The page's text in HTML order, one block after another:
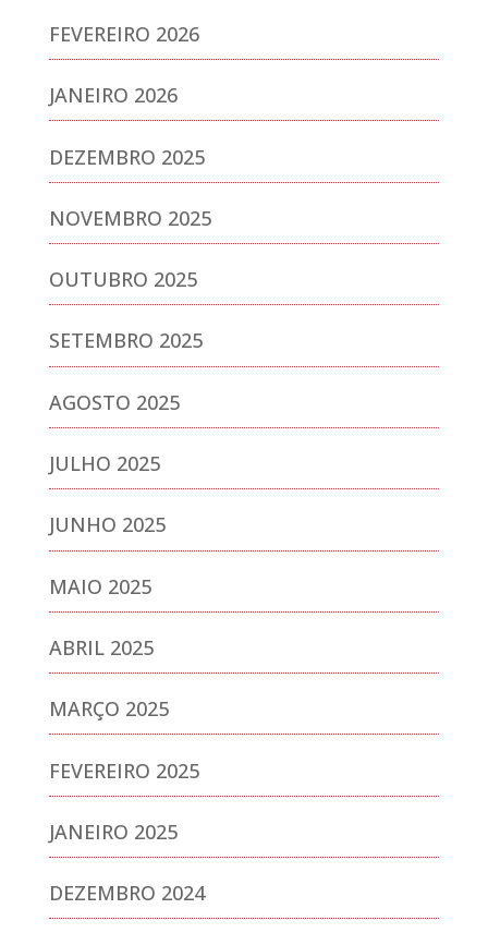
FEVEREIRO 2026
JANEIRO 2026
DEZEMBRO 2025
NOVEMBRO 2025
OUTUBRO 2025
SETEMBRO 2025
AGOSTO 2025
JULHO 2025
JUNHO 2025
MAIO 2025
ABRIL 2025
MARÇO 2025
FEVEREIRO 2025
JANEIRO 2025
DEZEMBRO 2024